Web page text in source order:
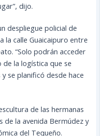
dijo.
despliegue policial de
la calle Guaicaipuro entre
“Solo podrán acceder
la logística que se
se planificó desde hace
de las hermanas
de la avenida Bermúdez y
del Tequeño.